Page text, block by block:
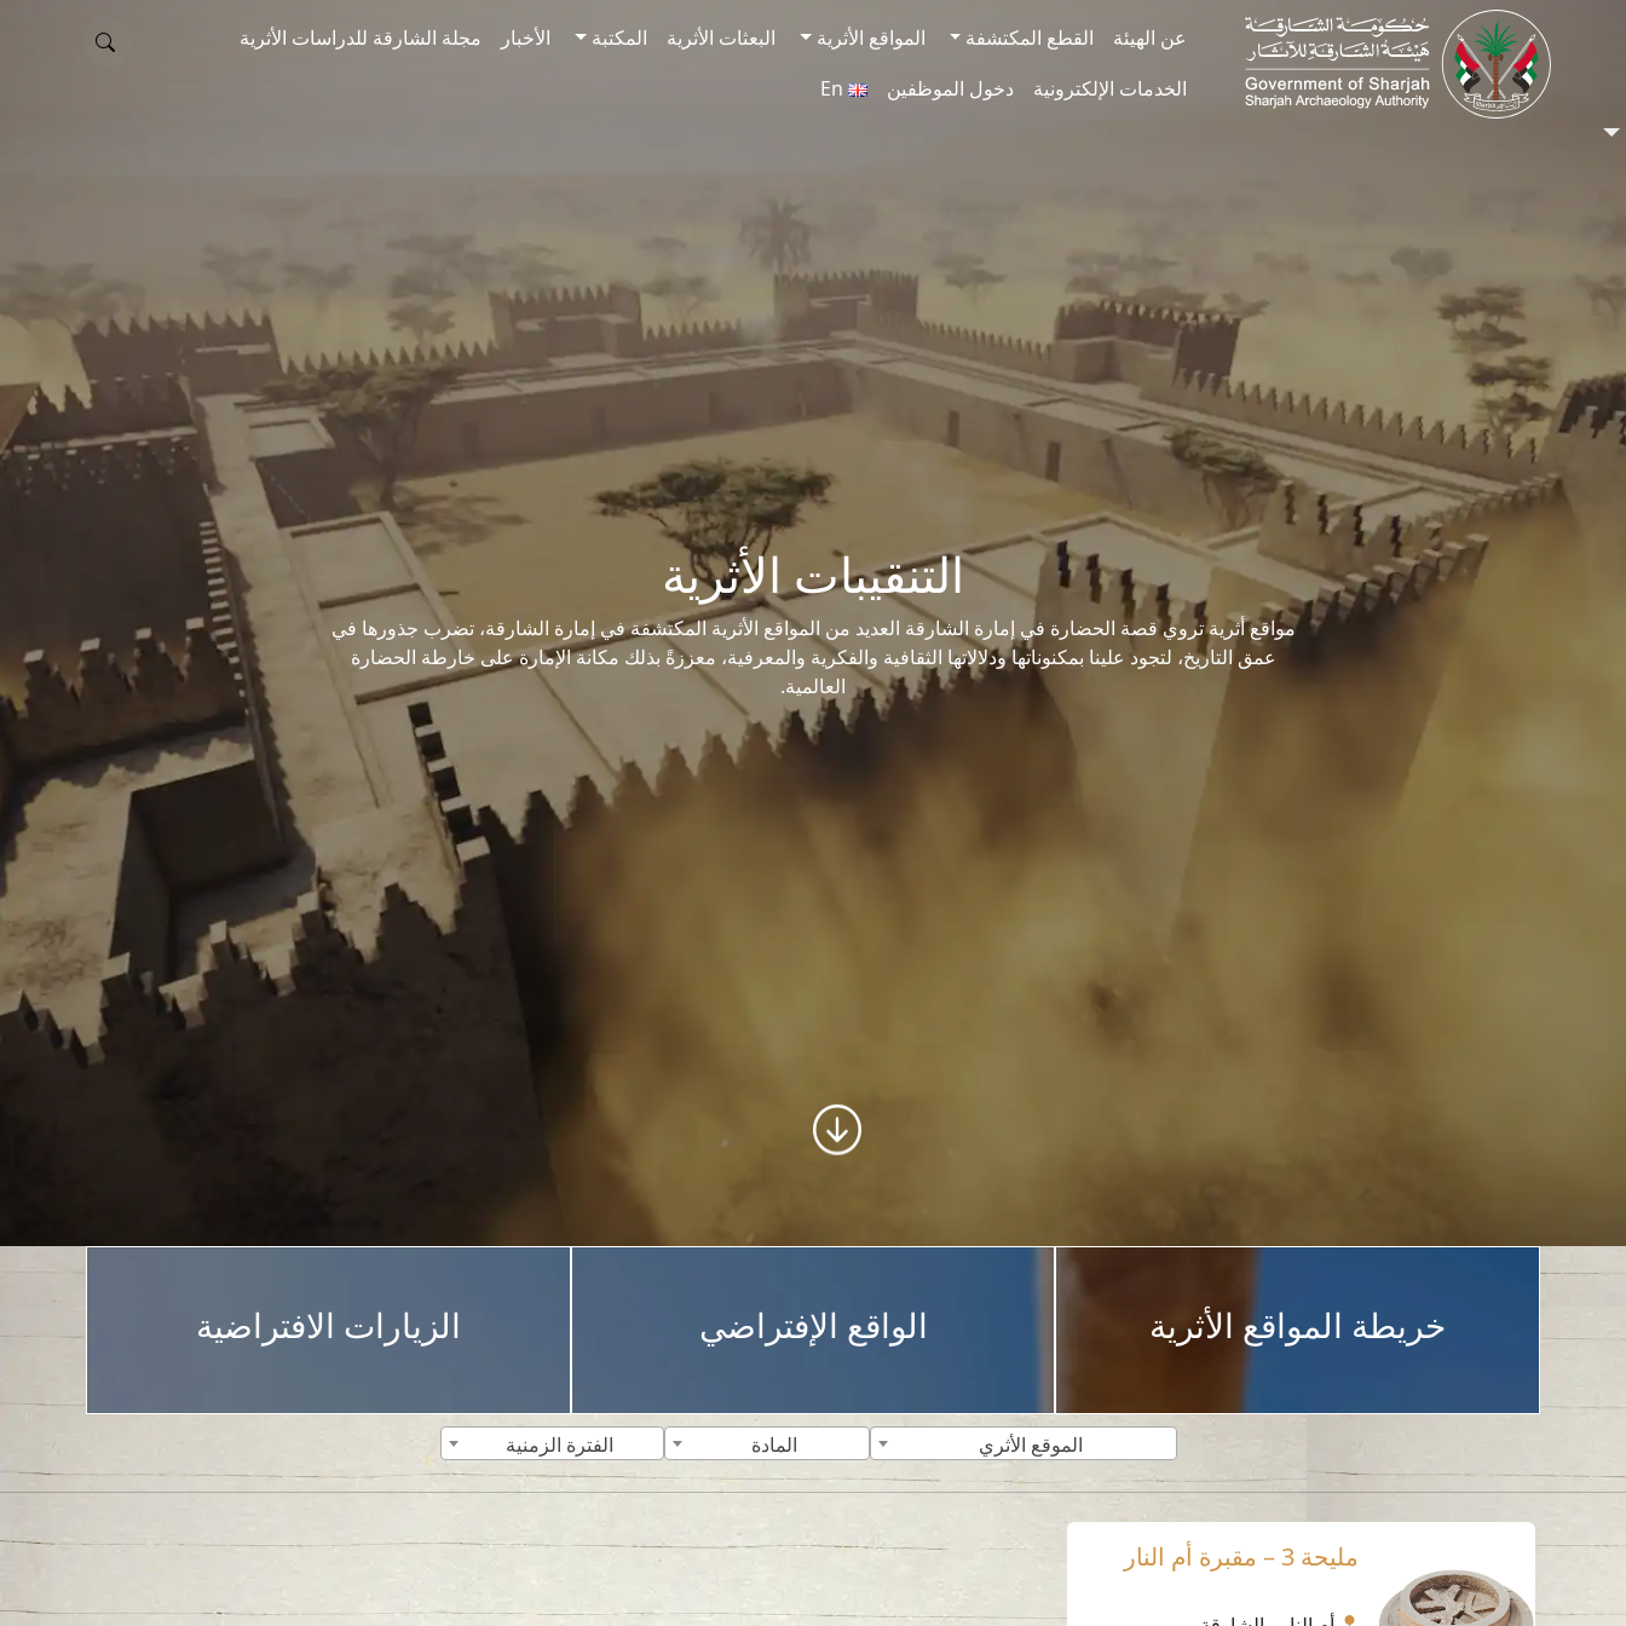
Skip to main content
عن الهيئة
القطع المكتشفة المواقع الأثرية البعثات الأثرية المكتبة الأخبار
مجلة الشارقة للدراسات الأثرية
الخدمات الإلكترونية
دخول الموظفين En
التنقيبات الأثرية
مواقع أثرية تروي قصة الحضارة في إمارة الشارقة العديد من المواقع الأثرية المكتشفة في إمارة الشارقة، تضرب جذورها في
عمق التاريخ، لتجود علينا بمكنوناتها ودلالاتها الثقافية والفكرية والمعرفية، معززةً بذلك مكانة الإمارة على خارطة الحضارة
العالمية.
خريطة المواقع الأثرية الواقع الإفتراضي الزيارات الافتراضية
الموقع الأثري المادة الفترة الزمنية
مليحة 3 – مقبرة أم النار